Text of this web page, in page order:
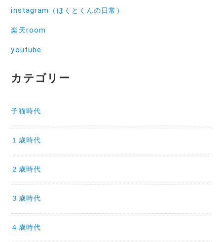
instagram（ほくとくんの日常）
楽天room
youtube
カテゴリー
子猫時代
１歳時代
２歳時代
３歳時代
４歳時代